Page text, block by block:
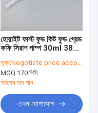
হোয়াইট ফাস্ট ফুড কিট ফুড গ্রেড
কফি সিরাপ পাম্প 30ml 38
মূল্য:Negotiate price according to order quantity
MOQ:170 পিসি
সর্বশেষ দাম পান
এখন যোগাযোগ